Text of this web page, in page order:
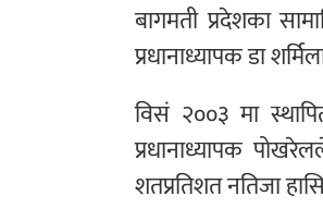
बागमती प्रदेशका
प्रधानाध्यापक डा
विसं २००३ मा
प्रधानाध्यापक
शतप्रतिशत नतिजा